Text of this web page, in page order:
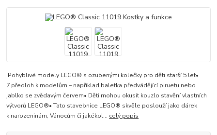
Pohyblivé modely LEGO® s ozubenými kolečky pro děti starší 5 let•
7 předloh k modelům – například baletka předvádějící piruetu nebo
jablko se zvědavým červem• Děti mohou okusit kouzlo stavění vlastních
výtvorů LEGO®• Tato stavebnice LEGO® skvěle poslouží jako dárek
k narozeninám, Vánocům či jakékol... celý popis